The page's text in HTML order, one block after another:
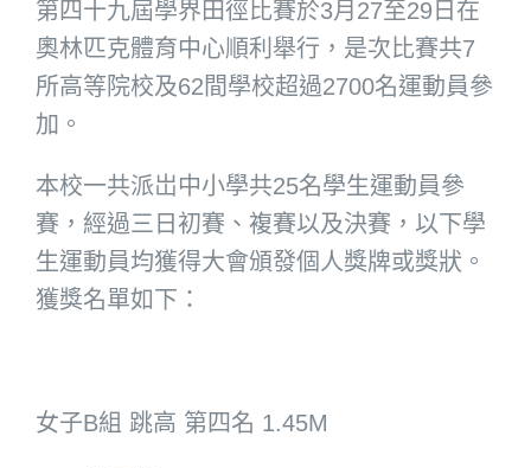
第四十九屆學界田徑比賽於3月27至29日在
奧林匹克體育中心順利舉行，是次比賽共7
所高等院校及62間學校超過2700名運動員參
加。
本校一共派岀中小學共25名學生運動員參
賽，經過三日初賽、複賽以及決賽，以下學
生運動員均獲得大會頒發個人獎牌或獎狀。
獲獎名單如下：
女子B組 跳高 第四名 1.45M